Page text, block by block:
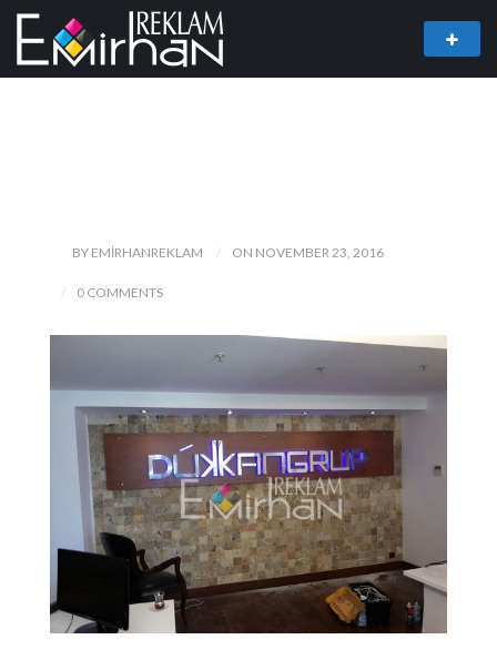
BY EMIRHANREKLAM ON NOVEMBER 23, 2016
0 COMMENTS